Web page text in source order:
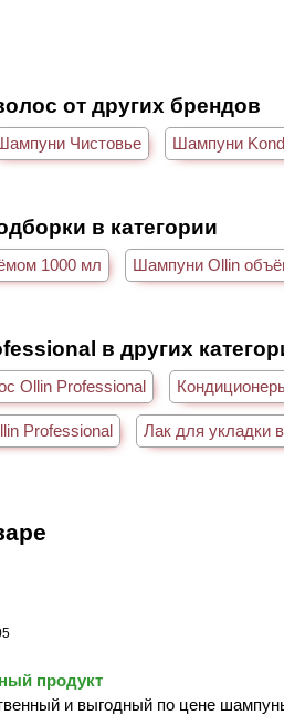
от других брендов
Чистовье Шампуни
в категории
1000 мл Шампуни Ollin
в других
Ollin Professional
Professional Лак для укладки
продукт
и выгодный по цене